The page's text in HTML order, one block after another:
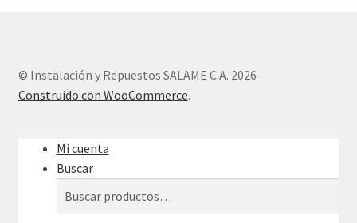
© Instalación y Repuestos SALAME C.A. 2026
Construido con WooCommerce.
Mi cuenta
Buscar